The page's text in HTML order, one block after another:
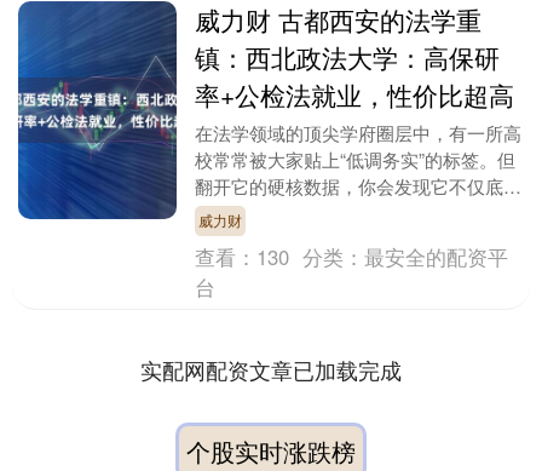
威力财 古都西安的法学重
镇：西北政法大学：高保研
率+公检法就业，性价比超高
在法学领域的顶尖学府圈层中，有一所高
校常常被大家贴上“低调务实”的标签。但
翻开它的硬核数据，你会发现它不仅底蕴
深厚，更难得的是门槛亲民。 这就是被
誉为法学界“性....
威力财
查看： 130 分类：最安全的配资平
台
实配网配资文章已加载完成
个股实时涨跌榜